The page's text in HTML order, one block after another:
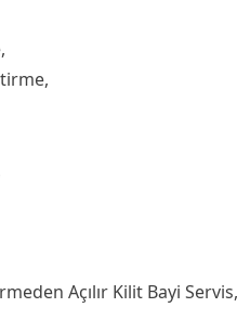
Açılır Kilit Bayi